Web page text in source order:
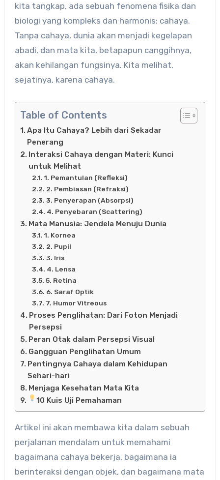
kita tangkap, ada sebuah fenomena fisika dan
biologi yang kompleks dan harmonis: cahaya.
Tanpa cahaya, dunia akan menjadi kegelapan
abadi, dan mata kita, betapapun canggihnya,
akan kehilangan fungsinya. Kita melihat,
sejatinya, karena cahaya.
Table of Contents
Apa Itu Cahaya? Lebih dari Sekadar
Penerang
Interaksi Cahaya dengan Materi: Kunci
untuk Melihat
1. Pemantulan (Refleksi)
2. Pembiasan (Refraksi)
3. Penyerapan (Absorpsi)
4. Penyebaran (Scattering)
Mata Manusia: Jendela Menuju Dunia
1. Kornea
2. Pupil
3. Iris
4. Lensa
5. Retina
6. Saraf Optik
7. Humor Vitreous
Proses Penglihatan: Dari Foton Menjadi
Persepsi
Peran Otak dalam Persepsi Visual
Gangguan Penglihatan Umum
Pentingnya Cahaya dalam Kehidupan
Sehari-hari
Menjaga Kesehatan Mata Kita
10 Kuis Uji Pemahaman
Artikel ini akan membawa kita dalam sebuah
perjalanan mendalam untuk memahami
bagaimana cahaya bekerja, bagaimana ia
berinteraksi dengan objek, dan bagaimana mata